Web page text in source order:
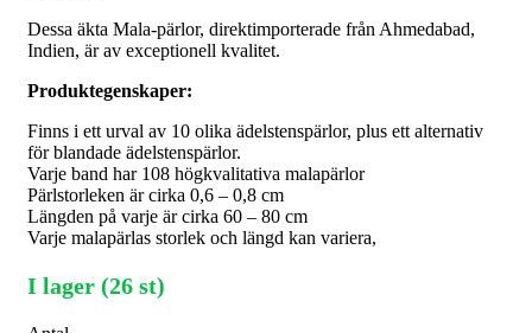
Dessa äkta Mala-pärlor, direktimporterade från Ahmedabad,
Indien, är av exceptionell kvalitet.
Produktegenskaper:
Finns i ett urval av 10 olika ädelstenspärlor, plus ett alternativ
för blandade ädelstenspärlor.
Varje band har 108 högkvalitativa malapärlor
Pärlstorleken är cirka 0,6 – 0,8 cm
Längden på varje är cirka 60 – 80 cm
Varje malapärlas storlek och längd kan variera,
I lager (26 st)